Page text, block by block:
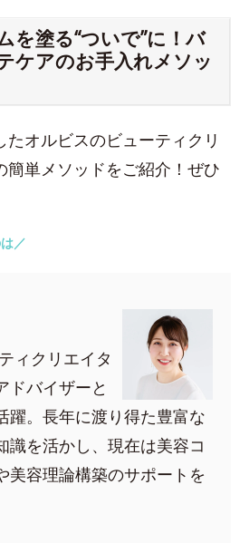
を塗る“ついで”に！バ
ケアのお手入れメソッ
オルビスのビューティクリ
簡単メソッドをご紹介！ぜひ
／
ィクリエイタ
ドバイザーと
躍。長年に渡り得た豊富な
識を活かし、現在は美容コ
美容理論構築のサポートを